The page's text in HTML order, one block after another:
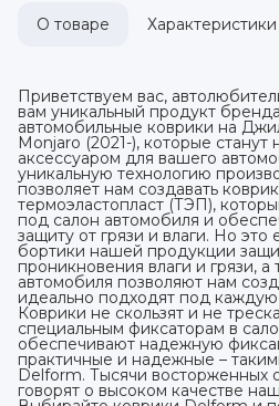
О товаре Характеристики
Приветствуем вас,
вам уникальный продукт
автомобильные коврики на
Monjaro (2021-), которые
аксессуаром для вашего
уникальную технологию
позволяет нам создавать
термоэластопласт (ТЭП),
под салон автомобиля и
защиту от грязи и влаги. Но
бортики нашей продукции
проникновения влаги и грязи,
автомобиля позволяют нам
идеально подходят под
Коврики не скользят и не
специальным фиксаторам в
обеспечивают надежную
практичные и надежные –
Delform. Тысячи восторженных
говорят о высоком качестве